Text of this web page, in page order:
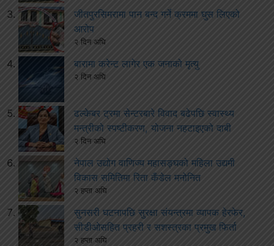
जीतपुरसिमरामा पान बन्द गर्ने क्रममा घुस लिएको
आरोप
२ दिन अघि
बारामा करेन्ट लागेर एक जनाको मृत्यु
२ दिन अघि
ढल्केबर ट्रमा सेन्टरबारे विवाद बढेपछि स्वास्थ्य
मन्त्रीको स्पष्टीकरण, योजना नहटाइएको दाबी
२ दिन अघि
नेपाल उद्योग वाणिज्य महासङ्घको महिला उद्यमी
विकास समितिमा रिता कँडेल मनोनित
२ हप्ता अघि
सुनसरी घटनापछि सुरक्षा संयन्त्रमा व्यापक हेरफेर,
सीडीओसहित प्रहरी र सशस्त्रका प्रमुख फिर्ता
२ हप्ता अघि